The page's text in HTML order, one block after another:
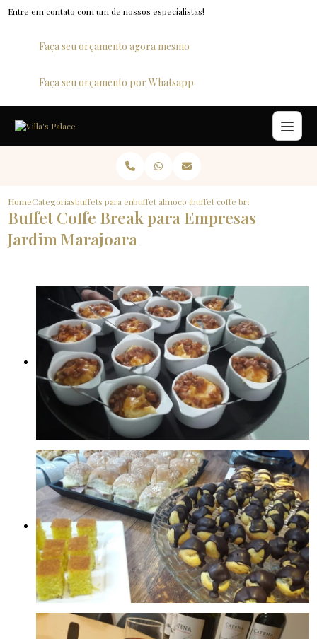
Entre em contato com um de nossos especialistas!
Faça seu orçamento agora mesmo
Faça seu orçamento por Whatsapp
HomeCategoriasbuffets para empresasbuffet almoco corporativobuffet coffe break para
Buffet Coffe Break para Empresas
Jardim Marajoara